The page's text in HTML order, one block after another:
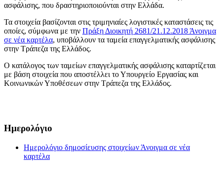
ασφάλισης, που δραστηριοποιούνται στην Ελλάδα.
Τα στοιχεία βασίζονται στις τριμηνιαίες λογιστικές καταστάσεις τις
οποίες, σύμφωνα με την Πράξη Διοικητή 2681/21.12.2018Άνοιγμα
σε νέα καρτέλα, υποβάλλουν τα ταμεία επαγγελματικής ασφάλισης
στην Τράπεζα της Ελλάδος.
Ο κατάλογος των ταμείων επαγγελματικής ασφάλισης καταρτίζεται
με βάση στοιχεία που αποστέλλει το Υπουργείο Εργασίας και
Κοινωνικών Υποθέσεων στην Τράπεζα της Ελλάδος.
Ημερολόγιο
Ημερολόγιο δημοσίευσης στοιχείων Άνοιγμα σε νέα
καρτέλα